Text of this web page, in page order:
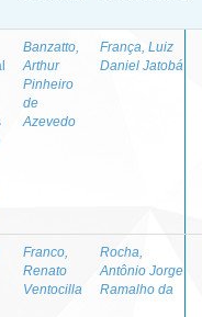
Banzatto,
Arthur
Pinheiro
de
Azevedo
França, Luiz
Daniel Jatobá
Franco,
Renato
Ventocilla
Rocha,
Antônio Jorge
Ramalho da